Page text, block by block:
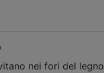
nei fori del